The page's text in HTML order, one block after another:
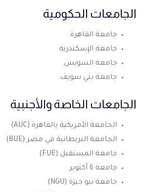
الجامعات الحكومية
جامعة القاهرة.
جامعة الإسكندرية.
جامعة السويس.
جامعة بني سويف.
الجامعات الخاصة والأجنبية
الجامعة الأمريكية بالقاهرة (AUC)
الجامعة البريطانية في مصر (BUE)
جامعة المستقبل (FUE)
جامعة 6 أكتوبر
جامعة نيو جيزة (NGU)